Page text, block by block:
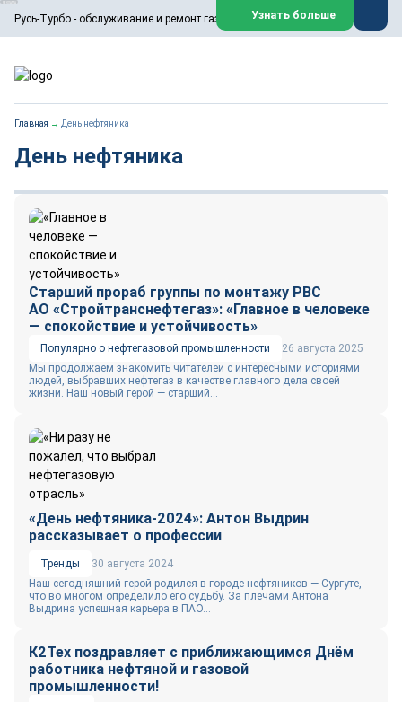
Русь-Турбо - обслуживание и ремонт газовых паровых турбин
ООО «Русь-Турбо» занимается сервисом газовых и паровых
турбин, комплексным ремонтом, восстановлением,
техническим обслуживанием оборудования ТЭС,
работают на нефтегазовых, нефтехимических,
металлургических и других предприятиях.
Реклама. ООО «Русь-Турбо», ИНН 7802588950
Перейти на сайт
Узнать больше
Главная → День нефтяника
День нефтяника
Старший прораб группы по монтажу РВС
АО «Стройтранснефтегаз»: «Главное в человеке
— спокойствие и устойчивость»
Популярно о нефтегазовой промышленности
26 августа 2025
Мы продолжаем знакомить читателей с интересными историями
людей, выбравших нефтегаз в качестве главного дела своей
жизни. Наш новый герой — старший...
«День нефтяника-2024»: Антон Выдрин
рассказывает о профессии
Тренды
30 августа 2024
Наш сегодняшний герой родился в городе нефтяников — Сургуте,
что во многом определило его судьбу. За плечами Антона
Выдрина успешная карьера в ПАО...
К2Тех поздравляет с приближающимся Днём
работника нефтяной и газовой
промышленности!